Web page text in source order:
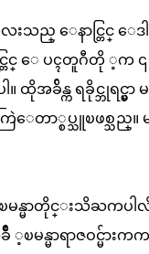
ည္ ေနာင္တြင္ ေဒ
င္ ေ ပၚတူဂီတို ့က ၎
အခ်ိန္က ရခိုင္ဘုရင္မွ
ေတာ္စပ္သူၿဖစ္သည္။
ၿမန္မာတိုင္းသိႀက
မန္မာရာဇဝင္မ်ား